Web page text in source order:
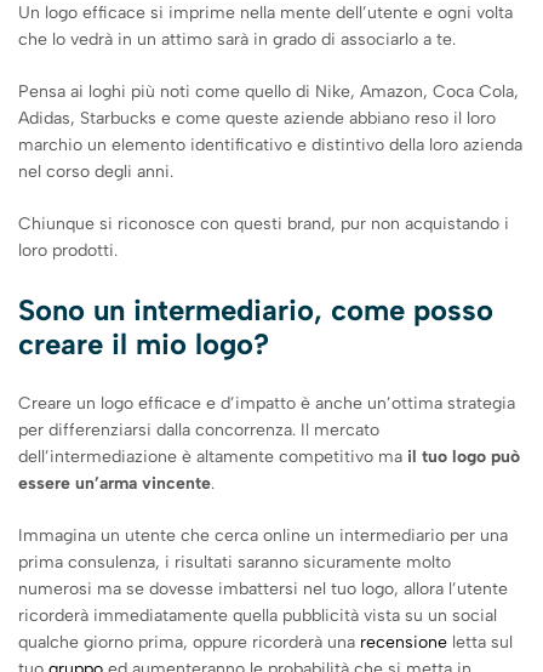
Un logo efficace si imprime nella mente dell’utente e ogni volta
che lo vedrà in un attimo sarà in grado di associarlo a te.
Pensa ai loghi più noti come quello di Nike, Amazon, Coca Cola,
Adidas, Starbucks e come queste aziende abbiano reso il loro
marchio un elemento identificativo e distintivo della loro azienda
nel corso degli anni.
Chiunque si riconosce con questi brand, pur non acquistando i
loro prodotti.
Sono un intermediario, come posso
creare il mio logo?
Creare un logo efficace e d’impatto è anche un’ottima strategia
per differenziarsi dalla concorrenza. Il mercato
dell’intermediazione è altamente competitivo ma il tuo logo può
essere un’arma vincente.
Immagina un utente che cerca online un intermediario per una
prima consulenza, i risultati saranno sicuramente molto
numerosi ma se dovesse imbattersi nel tuo logo, allora l’utente
ricorderà immediatamente quella pubblicità vista su un social
qualche giorno prima, oppure ricorderà una recensione letta sul